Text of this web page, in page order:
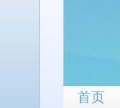
首页